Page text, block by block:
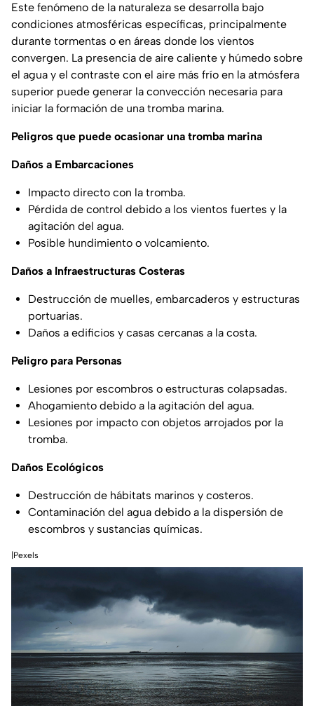
Este fenómeno de la naturaleza se desarrolla bajo
condiciones atmosféricas específicas, principalmente
durante tormentas o en áreas donde los vientos
convergen. La presencia de aire caliente y húmedo sobre
el agua y el contraste con el aire más frío en la atmósfera
superior puede generar la convección necesaria para
iniciar la formación de una tromba marina.
Peligros que puede ocasionar una tromba marina
Daños a Embarcaciones
Impacto directo con la tromba.
Pérdida de control debido a los vientos fuertes y la
agitación del agua.
Posible hundimiento o volcamiento.
Daños a Infraestructuras Costeras
Destrucción de muelles, embarcaderos y estructuras
portuarias.
Daños a edificios y casas cercanas a la costa.
Peligro para Personas
Lesiones por escombros o estructuras colapsadas.
Ahogamiento debido a la agitación del agua.
Lesiones por impacto con objetos arrojados por la
tromba.
Daños Ecológicos
Destrucción de hábitats marinos y costeros.
Contaminación del agua debido a la dispersión de
escombros y sustancias químicas.
|Pexels